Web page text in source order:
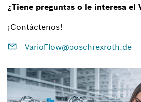
¿Tiene preguntas o le interesa el
¡Contáctenos!
VarioFlow@boschrexroth.de